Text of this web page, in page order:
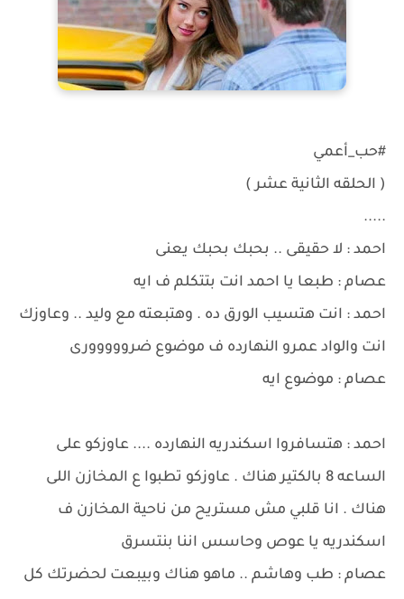
#حب_أعمي
( الحلقه الثانية عشر )
.....
احمد : لا حقيقى .. بحبك بحبك يعنى
عصام : طبعا يا احمد انت بتتكلم ف ايه
احمد : انت هتسيب الورق ده . وهتبعته مع وليد .. وعاوزك
انت والواد عمرو النهارده ف موضوع ضرووووورى
عصام : موضوع ايه
احمد : هتسافروا اسكندريه النهارده .... عاوزكو على
الساعه 8 بالكتير هناك . عاوزكو تطبوا ع المخازن اللى
هناك . انا قلبي مش مستريح من ناحية المخازن ف
اسكندريه يا عوص وحاسس اننا بنتسرق
عصام : طب وهاشم .. ماهو هناك وبيبعت لحضرتك كل